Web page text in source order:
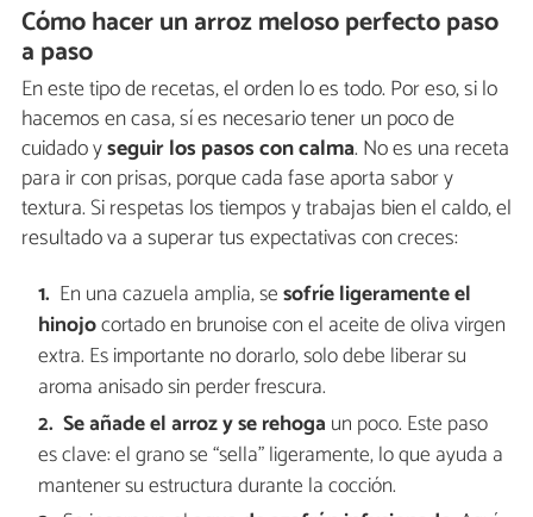
Cómo hacer un arroz meloso perfecto paso
a paso
En este tipo de recetas, el orden lo es todo. Por eso, si lo
hacemos en casa, sí es necesario tener un poco de
cuidado yseguir los pasos con calma. No es una receta
para ir con prisas, porque cada fase aporta sabor y
textura. Si respetas los tiempos y trabajas bien el caldo, el
resultado va a superar tus expectativas con creces:
En una cazuela amplia, sesofríe ligeramente el
hinojocortado en brunoise con el aceite de oliva virgen
extra. Es importante no dorarlo, solo debe liberar su
aroma anisado sin perder frescura.
Se añade el arroz y se rehoga un poco. Este paso
es clave: el grano se “sella” ligeramente, lo que ayuda a
mantener su estructura durante la cocción.